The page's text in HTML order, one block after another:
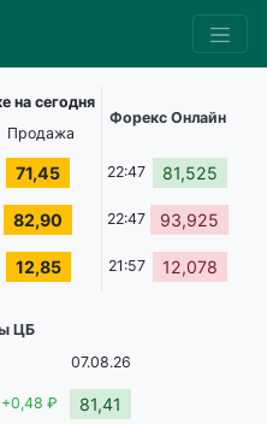
на сегодня
Форекс Онлайн
Продажа
71,45 22:47 81,525
82,90 22:47 93,925
12,85 21:57 12,078
ЦБ
07.08.26
+0,48 ₽ 81,41